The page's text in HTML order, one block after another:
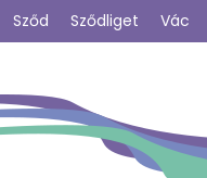
Sződ Sződliget Vác